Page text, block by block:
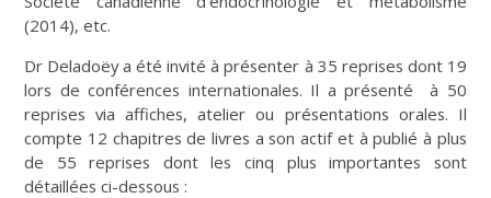
(2014), etc.
Dr Deladoëy a été invité à présenter à 35 reprises dont 19
lors de conférences internationales. Il a présenté à 50
reprises via affiches, atelier ou présentations orales. Il
compte 12 chapitres de livres a son actif et à publié à plus
de 55 reprises dont les cinq plus importantes sont
détaillées ci-dessous :